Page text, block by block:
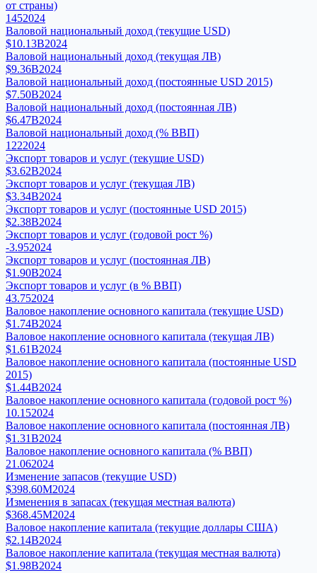
от страны)
1452024
Валовой национальный доход (текущие USD)
$10.13B2024
Валовой национальный доход (текущая ЛВ)
$9.36B2024
Валовой национальный доход (постоянные USD 2015)
$7.50B2024
Валовой национальный доход (постоянная ЛВ)
$6.47B2024
Валовой национальный доход (% ВВП)
1222024
Экспорт товаров и услуг (текущие USD)
$3.62B2024
Экспорт товаров и услуг (текущая ЛВ)
$3.34B2024
Экспорт товаров и услуг (постоянные USD 2015)
$2.38B2024
Экспорт товаров и услуг (годовой рост %)
-3.952024
Экспорт товаров и услуг (постоянная ЛВ)
$1.90B2024
Экспорт товаров и услуг (в % ВВП)
43.752024
Валовое накопление основного капитала (текущие USD)
$1.74B2024
Валовое накопление основного капитала (текущая ЛВ)
$1.61B2024
Валовое накопление основного капитала (постоянные USD
2015)
$1.44B2024
Валовое накопление основного капитала (годовой рост %)
10.152024
Валовое накопление основного капитала (постоянная ЛВ)
$1.31B2024
Валовое накопление основного капитала (% ВВП)
21.062024
Изменение запасов (текущие USD)
$398.60M2024
Изменения в запасах (текущая местная валюта)
$368.45M2024
Валовое накопление капитала (текущие доллары США)
$2.14B2024
Валовое накопление капитала (текущая местная валюта)
$1.98B2024